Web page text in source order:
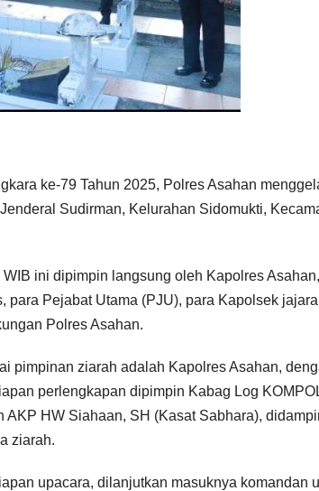
ke-79 Tahun 2025, Polres Asahan
Sudirman, Kelurahan Sidomukti,
ini dipimpin langsung oleh Kapolres
para Pejabat Utama (PJU), para Kapolsek
Polres Asahan.
pimpinan ziarah adalah Kapolres Asahan,
perlengkapan dipimpin Kabag Log
HW Siahaan, SH (Kasat Sabhara),
ziarah.
upacara, dilanjutkan masuknya komandan